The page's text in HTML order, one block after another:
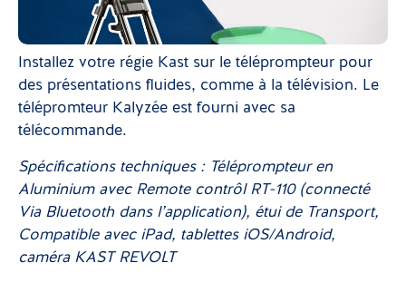
Installez votre régie Kast sur le téléprompteur pour
des présentations fluides, comme à la télévision. Le
télépromteur Kalyzée est fourni avec sa
télécommande.
Spécifications techniques : Téléprompteur en
Aluminium avec Remote contrôl RT-110 (connecté
Via Bluetooth dans l’application), étui de Transport,
Compatible avec iPad, tablettes iOS/Android,
caméra KAST REVOLT